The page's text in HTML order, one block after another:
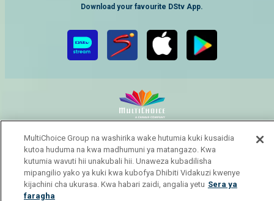
Download your favourite DStv App.
MultiChoice Website Terms of Use
Privacy Notice
Responsible Disclosure Policy
Copyright
Careers
Manage Cookies
© 2025 MultiChoice Africa Holdings BV. All rights reserved
MultiChoice Group na washirika wake hutumia kuki kusaidia
kutoa huduma na kwa madhumuni ya matangazo. Kwa
kutumia wavuti hii unakubali hii. Unaweza kubadilisha
mipangilio yako ya kuki kwa kubofya Dhibiti Vidakuzi kwenye
kijachini cha ukurasa. Kwa habari zaidi, angalia yetu Sera ya
faragha